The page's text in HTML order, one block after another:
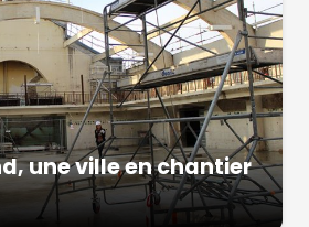
une ville en chantier